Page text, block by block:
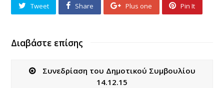
Tweet Share Plus one Pin It
Διαβάστε επίσης
Συνεδρίαση του Δημοτικού Συμβουλίου
14.12.15